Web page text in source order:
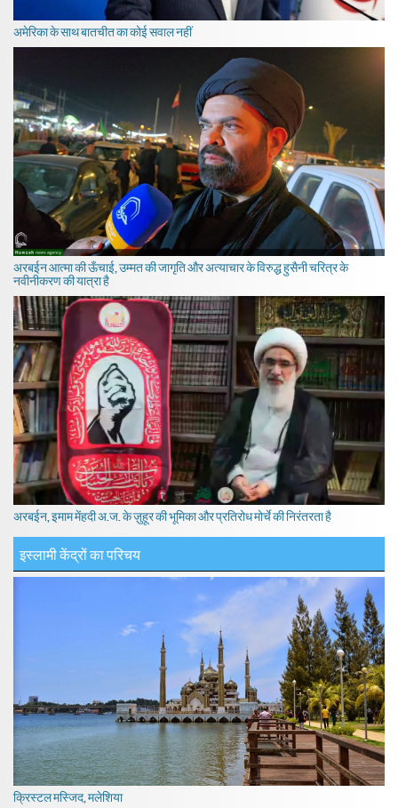
अमेरिका के साथ बातचीत का कोई सवाल नहीं
अरबईन आत्मा की ऊँचाई, उम्मत की जागृति और अत्याचार के विरुद्ध हुसैनी चरित्र के
नवीनीकरण की यात्रा है
अरबईन, इमाम मेंहदी अ.ज. के ज़ुहूर की भूमिका और प्रतिरोध मोर्चे की निरंतरता है
इस्लामी केंद्रों का परिचय
क्रिस्टल मस्जिद, मलेशिया